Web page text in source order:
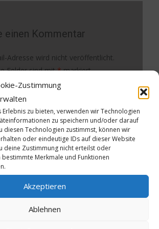
Zustimmung
zu bieten, verwenden wir Technologien
zu speichern und/oder darauf
diesen Technologien zustimmst, können wir
oder eindeutige IDs auf dieser Website
deine Zustimmung nicht erteilst oder
bestimmte Merkmale und Funktionen
Akzeptieren
Ablehnen
einen Kommentar
Adresse wird nicht veröffentlicht.
Felder sind mit*markiert